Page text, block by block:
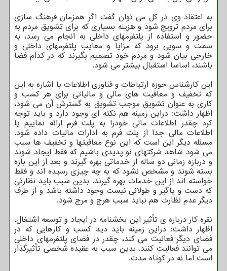
به اعتقاد وی در کل می توان گفت اگر همزمان فرهنگ سازی
برای مردم ترویج شود و هزینه بسیاری که برای تشویق مردم به
حضور و استفاده از پلتفرمهای داخلی به انجام می رسد، به
سمت و سویی برود که مزایا و معایب پلتفرمهای داخلی و
خارجی بیان شود و مردم خود تصمیم بگیرند که در کدام فضا
باشند، اساسا استقبال بیشتر می شود.
این کارشناس حوزه ارتباطات و فناوری اطلاعات با اشاره به این
که تخفیف و معافیت های مالی و مالیاتی برای هر کسب و
کاری به عنوان تشویق موجب تشویق به گسترش آن می شود،
اظهار داشت: دراین زمینه هم نکته ای وجود دارد و باید توجه
کرد چقدر اطلاعات مالی خودرا به پلت فرم ارائه نماییم یا
اطلاعات مالی جدا از پلت فرم به ادارات مالیات داده شود.
مسئله دیگر این است که این نوع معافیتها و تخفیف ها سبب
می شود شاهد شرکتهای نو پدیدی باشیم که فقط ایجاد شوند
و دربازه زمانی دو ساله از خدماتی بهره گیرند و بعد از این بازه
بسته شوند و مشخص نشود که به چه چیزی رسیده اند و فقط
خواسته اند از این خدمات بهره گیرند. بدین سبب باید نظارتی
که دست و پاگیر و طولانی نیست وجود داشته باشد و از طرف
دیگر عدم نظارت هم نباید سبب هرج و مرج شود.
نقره کار درباره ی تأثیر این بخشنامه در ایجاد و توسعه اشتغال،
اظهار داشت: دراین زمینه باید دید کسب و کارهایی که در
فضای دیگر فعالیت می کند، چقدر در فضای پلتفرمهای داخلی
می توانند فعالیت کنند. بدین سبب به عقیده شخصی تأثیرگذار
است اما نه در کوتاه مدت.